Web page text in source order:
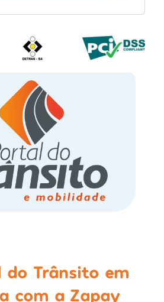
do Trânsito em
com a Zapay